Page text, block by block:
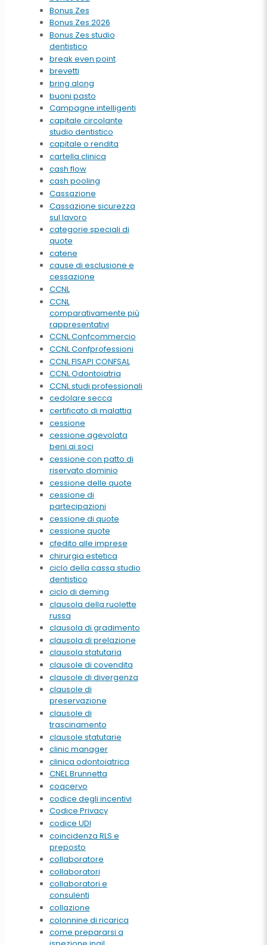
Bonus Zes
Bonus Zes 2026
Bonus Zes studio
dentistico
break even point
brevetti
bring along
buoni pasto
Campagne intelligenti
capitale circolante
studio dentistico
capitale o rendita
cartella clinica
cash flow
cash pooling
Cassazione
Cassazione sicurezza
sul lavoro
categorie speciali di
quote
catene
cause di esclusione e
cessazione
CCNL
CCNL
comparativamente più
rappresentativi
CCNL Confcommercio
CCNL Confprofessioni
CCNL FISAPI CONFSAL
CCNL Odontoiatria
CCNL studi professionali
cedolare secca
certificato di malattia
cessione
cessione agevolata
beni ai soci
cessione con patto di
riservato dominio
cessione delle quote
cessione di
partecipazioni
cessione di quote
cessione quote
cfedito alle imprese
chirurgia estetica
ciclo della cassa studio
dentistico
ciclo di deming
clausola della ruolette
russa
clausola di gradimento
clausola di prelazione
clausola statutaria
clausole di covendita
clausole di divergenza
clausole di
preservazione
clausole di
trascinamento
clausole statutarie
clinic manager
clinica odontoiatrica
CNEL Brunnetta
coacervo
codice degli incentivi
Codice Privacy
codice UDI
coincidenza RLS e
preposto
collaboratore
collaboratori
collaboratori e
consulenti
collazione
colonnine di ricarica
come prepararsi a